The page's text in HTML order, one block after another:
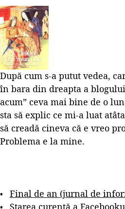
După cum s-a putut vedea,
în bara din dreapta a
acum” ceva mai bine de o
sta să explic ce mi-a luat
să creadă cineva că e vreo
Problema e la mine.
Final de an (jurnal de
Starea curentă a